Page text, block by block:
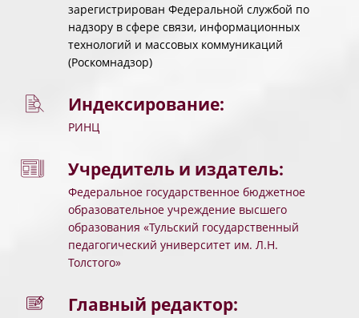
зарегистрирован Федеральной службой по
надзору в сфере связи, информационных
технологий и массовых коммуникаций
(Роскомнадзор)
Индексирование:
РИНЦ
Учредитель и издатель:
Федеральное государственное бюджетное
образовательное учреждение высшего
образования «Тульский государственный
педагогический университет им. Л.Н.
Толстого»
Главный редактор: